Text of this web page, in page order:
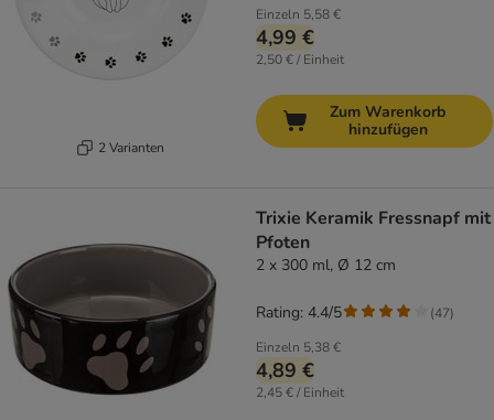
2 Varianten
Einzeln 5,58 €
4,99 €
2,50 € / Einheit
Zum Warenkorb
hinzufügen
Trixie Keramik Fressnapf mit
Pfoten
2 x 300 ml, Ø 12 cm
Einzeln 5,38 €
4,89 €
2,45 € / Einheit
Rating: 4.4/5 (47)